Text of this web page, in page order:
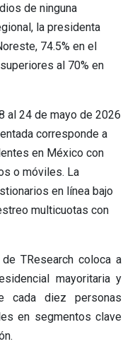
de ninguna
la presidenta
74.5% en el
al 70% en
al 24 de mayo de 2026
corresponde a
en México con
o móviles. La
en línea bajo
multicuotas con
TResearch coloca a
mayoritaria y
cada diez personas
en segmentos clave